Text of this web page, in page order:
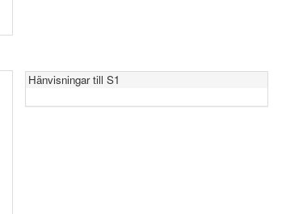
Hänvisningar till S1